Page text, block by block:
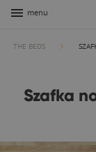
menu
THE BEDS
Szafka